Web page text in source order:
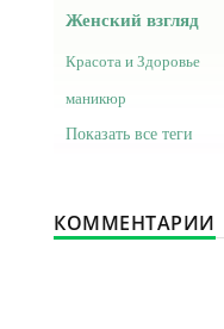
Женский взгляд
Красота и Здоровье
маникюр
Показать все теги
КОММЕНТАРИИ